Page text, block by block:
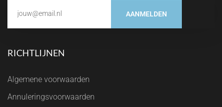
AANMELDEN
RICHTLIJNEN
Algemene voorwaarden
Annuleringsvoorwaarden